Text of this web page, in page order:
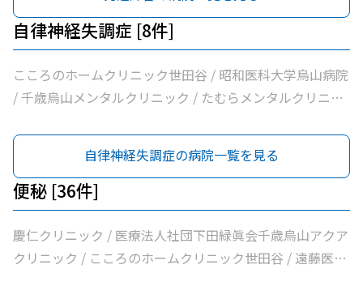
自律神経失調症 [8件]
こころのホームクリニック世田谷 / 昭和医科大学烏山病院
/ 千歳烏山メンタルクリニック / たむらメンタルクリニッ
リニック / 菱沼メンタルクリニック / 医療法人社団親樹会
恵泉クリニック
自律神経失調症の病院一覧を見る
便秘 [36件]
慶仁クリニック / 医療法人社団下田緑眞会千歳烏山アクア
クリニック / こころのホームクリニック世田谷 / 遠藤医院